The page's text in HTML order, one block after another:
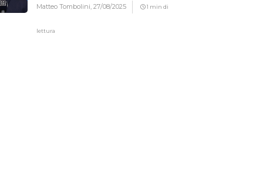
Matteo Tombolini,27/08/2025 1 min di
lettura